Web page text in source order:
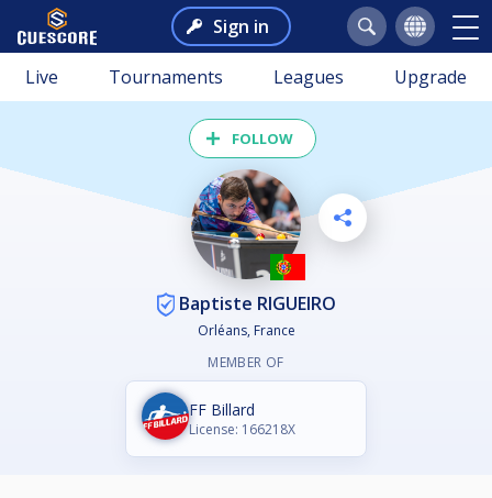
Sign in
Live Tournaments Leagues Upgrade
FOLLOW
Baptiste RIGUEIRO
Orléans, France
MEMBER OF
FF Billard
License: 166218X